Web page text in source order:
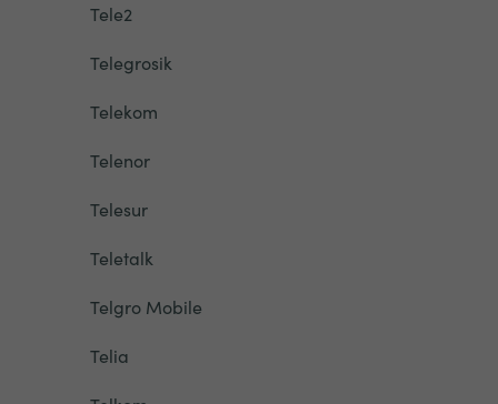
Tele2
Telegrosik
Telekom
Telenor
Telesur
Teletalk
Telgro Mobile
Telia